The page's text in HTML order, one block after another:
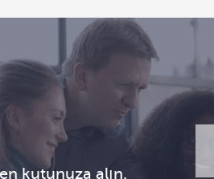
kutunuza alın.